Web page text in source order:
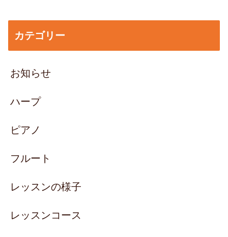
カテゴリー
お知らせ
ハープ
ピアノ
フルート
レッスンの様子
レッスンコース